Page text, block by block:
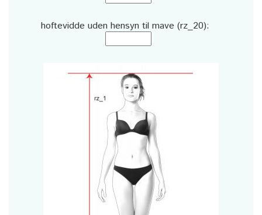
hoftevidde uden hensyn til mave (rz_20):